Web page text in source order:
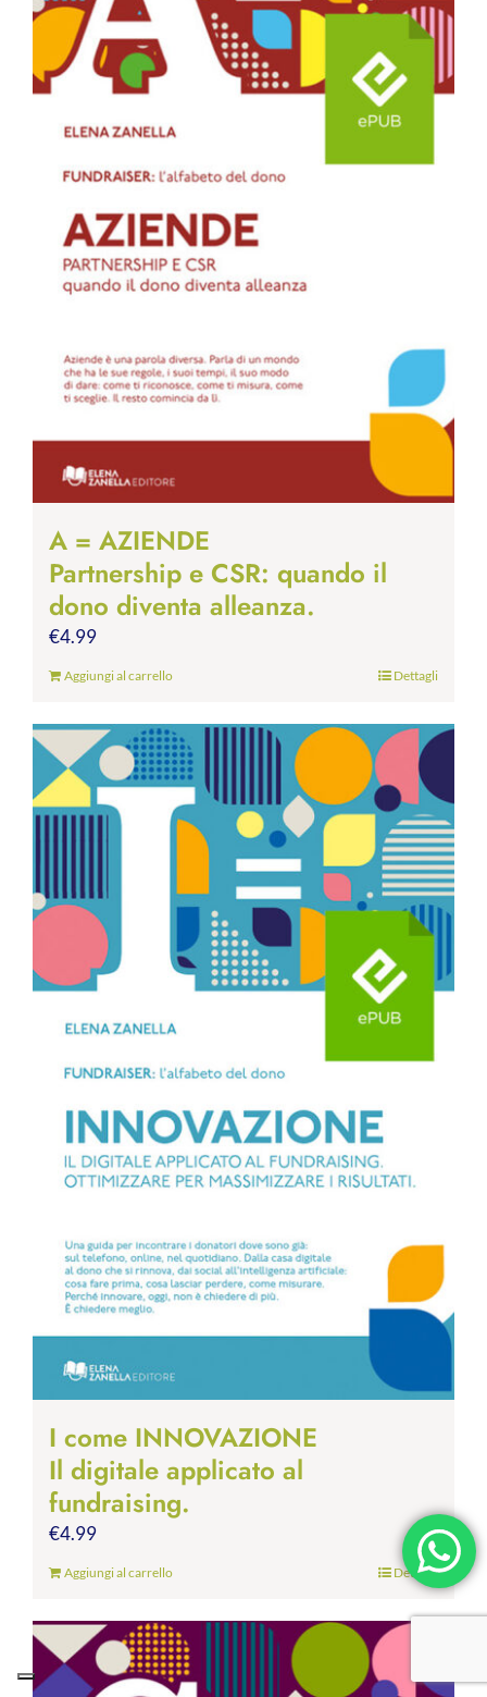
A = AZIENDE
Partnership e CSR: quando il
dono diventa alleanza.
€4.99
Aggiungi al carrello Dettagli
I come INNOVAZIONE
Il digitale applicato al
fundraising.
€4.99
Aggiungi al carrello Dettagli